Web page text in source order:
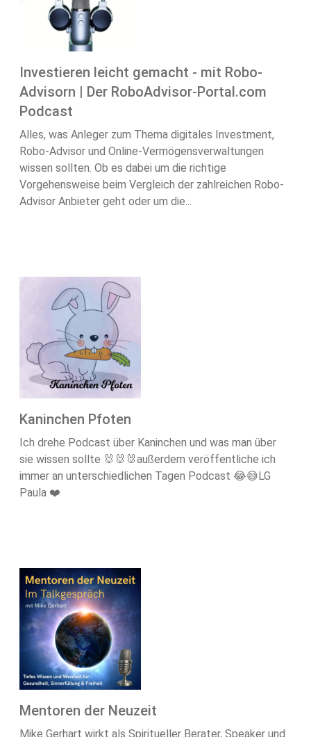
Investieren leicht gemacht - mit Robo-
Advisorn | Der RoboAdvisor-Portal.com
Podcast
Alles, was Anleger zum Thema digitales Investment,
Robo-Advisor und Online-Vermögensverwaltungen
wissen sollten. Ob es dabei um die richtige
Vorgehensweise beim Vergleich der zahlreichen Robo-
Advisor Anbieter geht oder um die...
Kaninchen Pfoten
Ich drehe Podcast über Kaninchen und was man über
sie wissen sollte 🐰🐰🐰außerdem veröffentliche ich
immer an unterschiedlichen Tagen Podcast 😂😅LG
Paula ❤️
Mentoren der Neuzeit
Mike Gerhart wirkt als Spiritueller Berater, Speaker und